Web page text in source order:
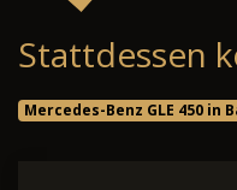
Stattdessen
Mercedes-Benz GLE 450 in